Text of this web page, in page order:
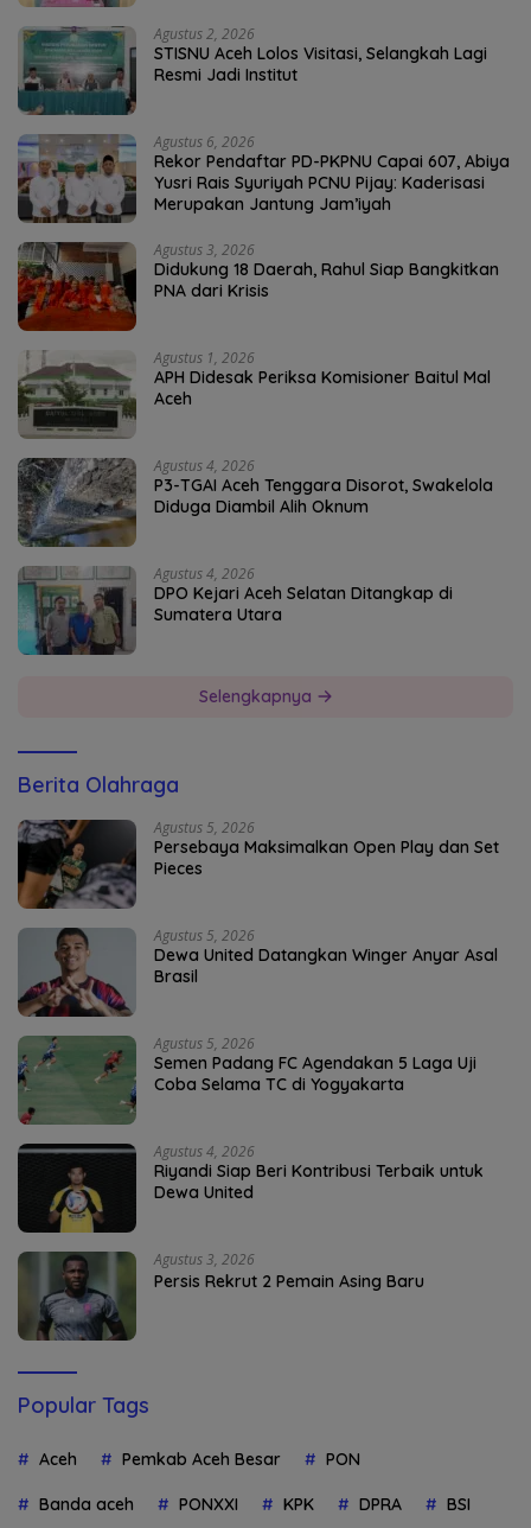
Agustus 2, 2026
STISNU Aceh Lolos Visitasi, Selangkah Lagi
Resmi Jadi Institut
Agustus 6, 2026
Rekor Pendaftar PD-PKPNU Capai 607, Abiya
Yusri Rais Syuriyah PCNU Pijay: Kaderisasi
Merupakan Jantung Jam’iyah
Agustus 3, 2026
Didukung 18 Daerah, Rahul Siap Bangkitkan
PNA dari Krisis
Agustus 1, 2026
APH Didesak Periksa Komisioner Baitul Mal
Aceh
Agustus 4, 2026
P3-TGAI Aceh Tenggara Disorot, Swakelola
Diduga Diambil Alih Oknum
Agustus 4, 2026
DPO Kejari Aceh Selatan Ditangkap di
Sumatera Utara
Selengkapnya
Berita Olahraga
Agustus 5, 2026
Persebaya Maksimalkan Open Play dan Set
Pieces
Agustus 5, 2026
Dewa United Datangkan Winger Anyar Asal
Brasil
Agustus 5, 2026
Semen Padang FC Agendakan 5 Laga Uji
Coba Selama TC di Yogyakarta
Agustus 4, 2026
Riyandi Siap Beri Kontribusi Terbaik untuk
Dewa United
Agustus 3, 2026
Persis Rekrut 2 Pemain Asing Baru
Popular Tags
Aceh Pemkab Aceh Besar PON
Banda aceh PONXXI KPK DPRA BSI